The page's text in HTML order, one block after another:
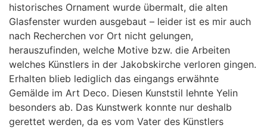
historisches Ornament wurde übermalt, die alten
Glasfenster wurden ausgebaut – leider ist es mir auch
nach Recherchen vor Ort nicht gelungen,
herauszufinden, welche Motive bzw. die Arbeiten
welches Künstlers in der Jakobskirche verloren gingen.
Erhalten blieb lediglich das eingangs erwähnte
Gemälde im Art Deco. Diesen Kunststil lehnte Yelin
besonders ab. Das Kunstwerk konnte nur deshalb
gerettet werden, da es vom Vater des Künstlers